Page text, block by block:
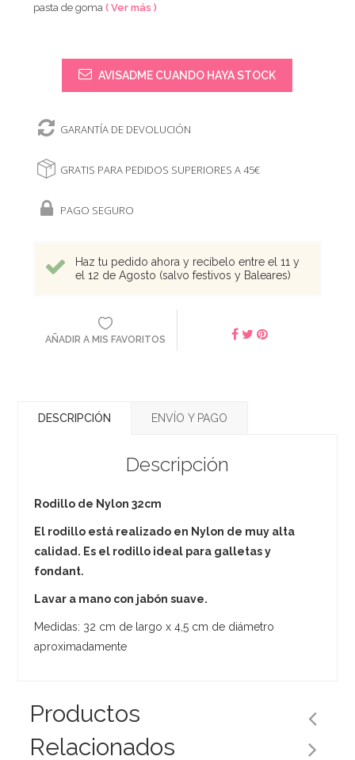
pasta de goma( Ver más )
AVISADME CUANDO HAYA STOCK
GARANTÍA DE DEVOLUCIÓN
GRATIS PARA PEDIDOS SUPERIORES A 45€
PAGO SEGURO
Haz tu pedido ahora y recíbelo entre el 11 y
el 12 de Agosto (salvo festivos y Baleares)
AÑADIR A MIS FAVORITOS
DESCRIPCIÓN ENVÍO Y PAGO
Descripción
Rodillo de Nylon 32cm
El rodillo está realizado en Nylon de muy alta
calidad. Es el rodillo ideal para galletas y
fondant.
Lavar a mano con jabón suave.
Medidas: 32 cm de largo x 4,5 cm de diámetro
aproximadamente
Productos
Relacionados